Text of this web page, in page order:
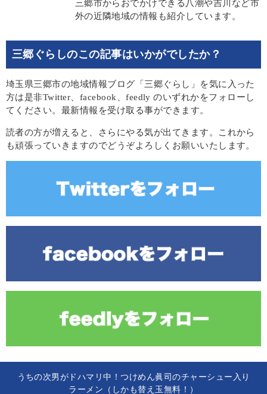
三郷市からおでかけできる八潮や吉川など市
外の近隣地域の情報も紹介しています。
三郷ぐらしのこの記事はいかがでしたか？
埼玉県三郷市の地域情報ブログ「三郷ぐらし」を気に入った
方は是非Twitter、facebook、feedly のいずれかをフォローし
てください。最新情報を受け取る事ができます。
読者の方が増えると、さらにやる気が出てきます。これから
も頑張っていきますのでどうぞよろしくお願いいたします。
うちの次男がドハマリ中！つけめん眞司のチャーシュー入り
ラーメン（しかも替え玉無料！）